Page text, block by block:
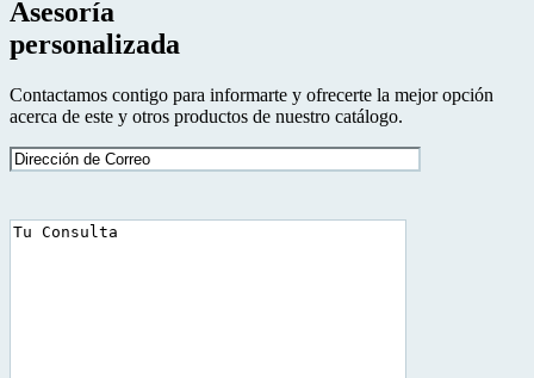
Asesoría
personalizada
Contactamos contigo para informarte y ofrecerte la mejor opción
acerca de este y otros productos de nuestro catálogo.